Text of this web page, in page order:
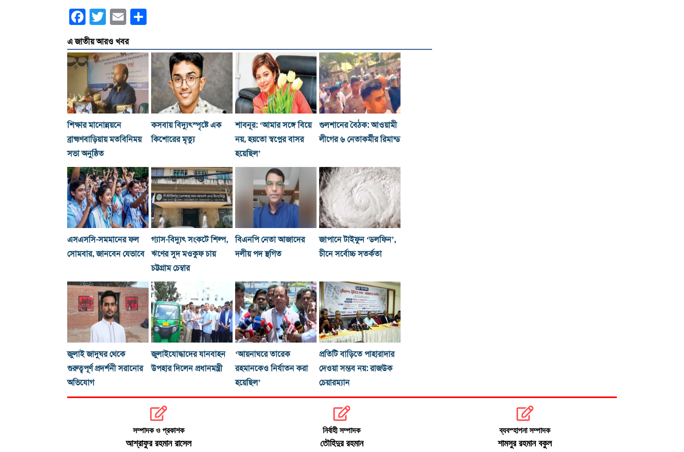
Facebook
Twitter Email
এ জাতীয় আরও খবর
শিক্ষার মানোন্নয়নে
ব্রাহ্মণবাড়িয়ায় মতবিনিময়
সভা অনুষ্ঠিত
কসবায় বিদ্যুৎস্পৃষ্টে এক
কিশোরের মৃত্যু
শাবনূর: ‘আমার সঙ্গে বিয়ে
নয়, হয়তো স্বপ্নের বাসর
হয়েছিল’
গুলশানের বৈঠক: আওয়ামী
লীগের ৬ নেতাকর্মীর রিমান্ড
এসএসসি-সমমানের ফল
সোমবার, জানবেন যেভাবে
গ্যাস-বিদ্যুৎ সংকটে শিল্প,
ঋণের সুদ মওকুফ চায়
চট্টগ্রাম চেম্বার
বিএনপি নেতা আজাদের
দলীয় পদ স্থগিত
জাপানে টাইফুন ‘ডলফিন’,
চীনে সর্বোচ্চ সতর্কতা
জুলাই জাদুঘর থেকে
গুরুত্বপূর্ণ প্রদর্শনী সরানোর
অভিযোগ
জুলাইযোদ্ধাদের যানবাহন
উপহার দিলেন প্রধানমন্ত্রী
‘আয়নাঘরে তারেক
রহমানকেও নির্যাতন করা
হয়েছিল’
প্রতিটি বাড়িতে পাহারাদার
দেওয়া সম্ভব নয়: রাজউক
চেয়ারম্যান
সম্পাদক ও প্রকাশক
আশ্রাফুর রহমান রাসেল
নির্বাহী সম্পাদক
তৌহিদুর রহমান
ব্যবস্হাপনা সম্পাদক
শামসুর রহমান বকুল